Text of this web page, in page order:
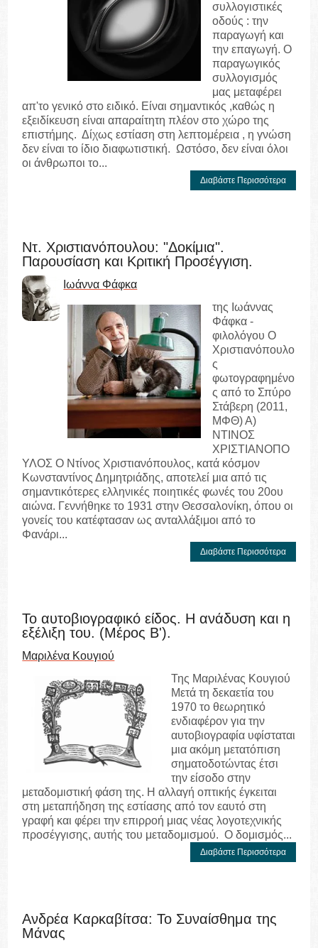
συλλογιστικές
οδούς : την
παραγωγή και
την επαγωγή. Ο
παραγωγικός
συλλογισμός
μας μεταφέρει
απ'το γενικό στο ειδικό. Είναι σημαντικός ,καθώς η
εξειδίκευση είναι απαραίτητη πλέον στο χώρο της
επιστήμης. Δίχως εστίαση στη λεπτομέρεια , η γνώση
δεν είναι το ίδιο διαφωτιστική. Ωστόσο, δεν είναι όλοι
οι άνθρωποι το...
Διαβάστε Περισσότερα
Ντ. Χριστιανόπουλου: "Δοκίμια".
Παρουσίαση και Κριτική Προσέγγιση.
Ιωάννα Φάφκα
της Ιωάννας
Φάφκα -
φιλολόγου Ο
Χριστιανόπουλο
ς
φωτογραφημένο
ς από το Σπύρο
Στάβερη (2011,
ΜΦΘ) Α)
ΝΤΙΝΟΣ
ΧΡΙΣΤΙΑΝΟΠΟ
ΥΛΟΣ Ο Ντίνος Χριστιανόπουλος, κατά κόσμον
Κωνσταντίνος Δημητριάδης, αποτελεί μια από τις
σημαντικότερες ελληνικές ποιητικές φωνές του 20ου
αιώνα. Γεννήθηκε το 1931 στην Θεσσαλονίκη, όπου οι
γονείς του κατέφτασαν ως ανταλλάξιμοι από το
Φανάρι...
Διαβάστε Περισσότερα
Το αυτοβιογραφικό είδος. Η ανάδυση και η
εξέλιξη του. (Μέρος Β').
Μαριλένα Κουγιού
Της Μαριλένας Κουγιού
Μετά τη δεκαετία του
1970 το θεωρητικό
ενδιαφέρον για την
αυτοβιογραφία υφίσταται
μια ακόμη μετατόπιση
σηματοδοτώντας έτσι
την είσοδο στην
μεταδομιστική φάση της. Η αλλαγή οπτικής έγκειται
στη μεταπήδηση της εστίασης από τον εαυτό στη
γραφή και φέρει την επιρροή μιας νέας λογοτεχνικής
προσέγγισης, αυτής του μεταδομισμού. Ο δομισμός...
Διαβάστε Περισσότερα
Ανδρέα Καρκαβίτσα: Το Συναίσθημα της
Μάνας